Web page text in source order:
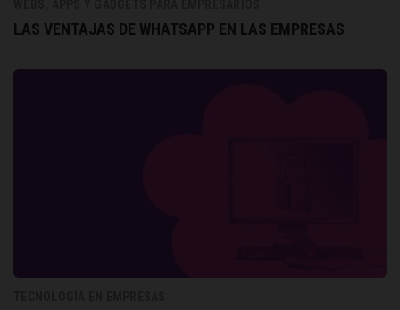
LAS VENTAJAS DE WHATSAPP EN LAS EMPRESAS